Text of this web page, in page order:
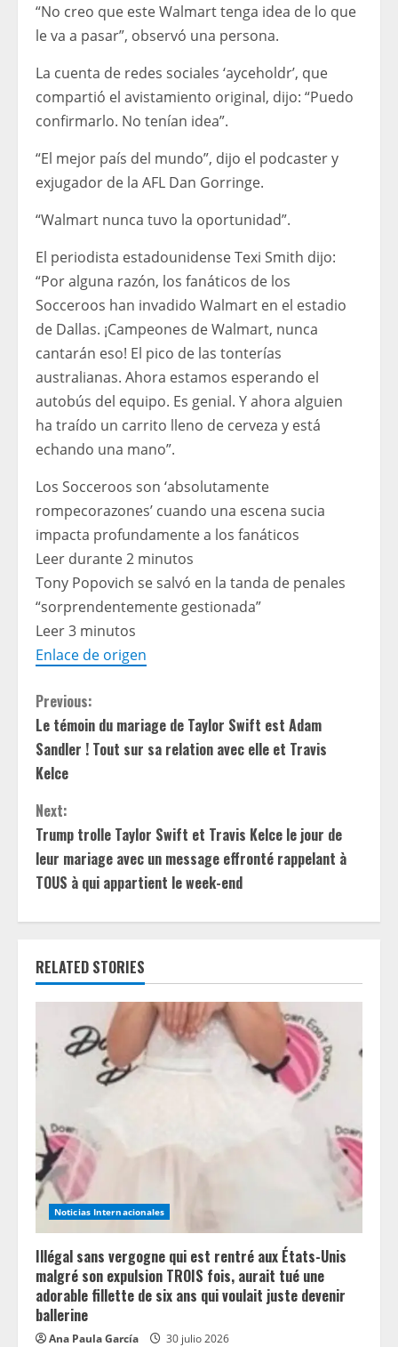
“No creo que este Walmart tenga idea de lo que
le va a pasar”, observó una persona.
La cuenta de redes sociales ‘ayceholdr’, que
compartió el avistamiento original, dijo: “Puedo
confirmarlo. No tenían idea”.
“El mejor país del mundo”, dijo el podcaster y
exjugador de la AFL Dan Gorringe.
“Walmart nunca tuvo la oportunidad”.
El periodista estadounidense Texi Smith dijo:
“Por alguna razón, los fanáticos de los
Socceroos han invadido Walmart en el estadio
de Dallas. ¡Campeones de Walmart, nunca
cantarán eso! El pico de las tonterías
australianas. Ahora estamos esperando el
autobús del equipo. Es genial. Y ahora alguien
ha traído un carrito lleno de cerveza y está
echando una mano”.
Los Socceroos son ‘absolutamente
rompecorazones’ cuando una escena sucia
impacta profundamente a los fanáticos
Leer durante 2 minutos
Tony Popovich se salvó en la tanda de penales
“sorprendentemente gestionada”
Leer 3 minutos
Enlace de origen
C
o
n
t
i
n
u
e
R
e
a
d
i
n
g
Previous:
Le témoin du mariage de Taylor Swift est Adam
Sandler ! Tout sur sa relation avec elle et Travis
Kelce
Next:
Trump trolle Taylor Swift et Travis Kelce le jour de
leur mariage avec un message effronté rappelant à
TOUS à qui appartient le week-end
RELATED STORIES
Noticias Internacionales
Illégal sans vergogne qui est rentré aux États-Unis
malgré son expulsion TROIS fois, aurait tué une
adorable fillette de six ans qui voulait juste devenir
ballerine
Ana Paula García 30 julio 2026